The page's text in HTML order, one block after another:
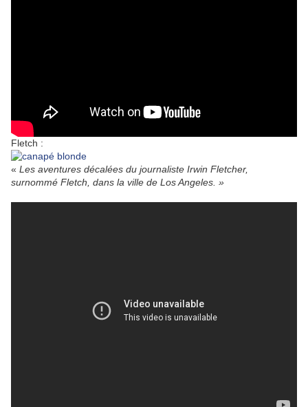
Fletch :
« Les aventures décalées du journaliste Irwin Fletcher,
surnommé Fletch, dans la ville de Los Angeles. »